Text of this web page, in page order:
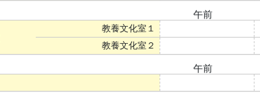
午前
教養文化室１
教養文化室２
午前